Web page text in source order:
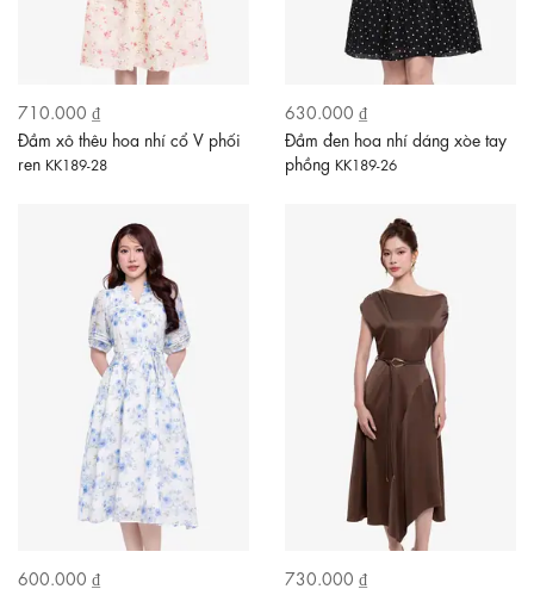
710.000 ₫
Đầm xô thêu hoa nhí cổ V phối
ren KK189-28
630.000 ₫
Đầm đen hoa nhí dáng xòe tay
phồng KK189-26
600.000 ₫
730.000 ₫